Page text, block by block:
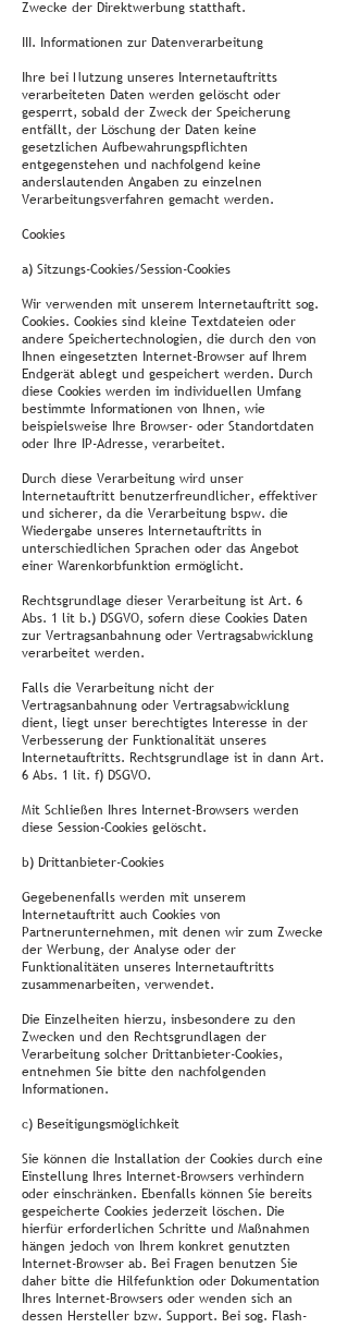
Zwecke der Direktwerbung statthaft.
III. Informationen zur Datenverarbeitung
Ihre bei Nutzung unseres Internetauftritts
verarbeiteten Daten werden gelöscht oder
gesperrt, sobald der Zweck der Speicherung
entfällt, der Löschung der Daten keine
gesetzlichen Aufbewahrungspflichten
entgegenstehen und nachfolgend keine
anderslautenden Angaben zu einzelnen
Verarbeitungsverfahren gemacht werden.
Cookies
a) Sitzungs-Cookies/Session-Cookies
Wir verwenden mit unserem Internetauftritt sog.
Cookies. Cookies sind kleine Textdateien oder
andere Speichertechnologien, die durch den von
Ihnen eingesetzten Internet-Browser auf Ihrem
Endgerät ablegt und gespeichert werden. Durch
diese Cookies werden im individuellen Umfang
bestimmte Informationen von Ihnen, wie
beispielsweise Ihre Browser- oder Standortdaten
oder Ihre IP-Adresse, verarbeitet.
Durch diese Verarbeitung wird unser
Internetauftritt benutzerfreundlicher, effektiver
und sicherer, da die Verarbeitung bspw. die
Wiedergabe unseres Internetauftritts in
unterschiedlichen Sprachen oder das Angebot
einer Warenkorbfunktion ermöglicht.
Rechtsgrundlage dieser Verarbeitung ist Art. 6
Abs. 1 lit b.) DSGVO, sofern diese Cookies Daten
zur Vertragsanbahnung oder Vertragsabwicklung
verarbeitet werden.
Falls die Verarbeitung nicht der
Vertragsanbahnung oder Vertragsabwicklung
dient, liegt unser berechtigtes Interesse in der
Verbesserung der Funktionalität unseres
Internetauftritts. Rechtsgrundlage ist in dann Art.
6 Abs. 1 lit. f) DSGVO.
Mit Schließen Ihres Internet-Browsers werden
diese Session-Cookies gelöscht.
b) Drittanbieter-Cookies
Gegebenenfalls werden mit unserem
Internetauftritt auch Cookies von
Partnerunternehmen, mit denen wir zum Zwecke
der Werbung, der Analyse oder der
Funktionalitäten unseres Internetauftritts
zusammenarbeiten, verwendet.
Die Einzelheiten hierzu, insbesondere zu den
Zwecken und den Rechtsgrundlagen der
Verarbeitung solcher Drittanbieter-Cookies,
entnehmen Sie bitte den nachfolgenden
Informationen.
c) Beseitigungsmöglichkeit
Sie können die Installation der Cookies durch eine
Einstellung Ihres Internet-Browsers verhindern
oder einschränken. Ebenfalls können Sie bereits
gespeicherte Cookies jederzeit löschen. Die
hierfür erforderlichen Schritte und Maßnahmen
hängen jedoch von Ihrem konkret genutzten
Internet-Browser ab. Bei Fragen benutzen Sie
daher bitte die Hilfefunktion oder Dokumentation
Ihres Internet-Browsers oder wenden sich an
dessen Hersteller bzw. Support. Bei sog. Flash-